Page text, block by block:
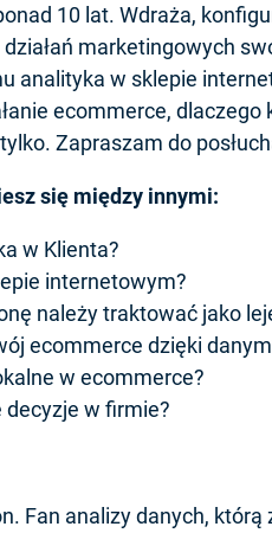
10 lat. Wdraża,
marketingowych
analityka w sklepie
ecommerce,
Zapraszam do
się między innymi:
w Klienta?
internetowym?
należy traktować jako
ecommerce dzięki
w ecommerce?
w firmie?
Fan analizy danych,